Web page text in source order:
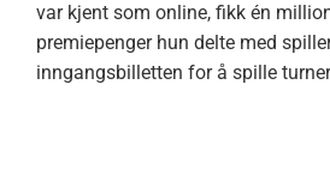
var kjent som online, fikk én
premiepenger hun delte med
inngangsbilletten for å spille